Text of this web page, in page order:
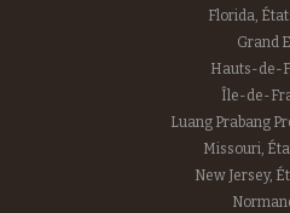
Florida,
Grand
Hauts-de-
Île-de-
Luang Prabang
Missouri,
New Jersey,